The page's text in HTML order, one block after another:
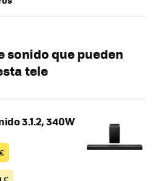
sonido que pueden
tele
3.1.2, 340W
€